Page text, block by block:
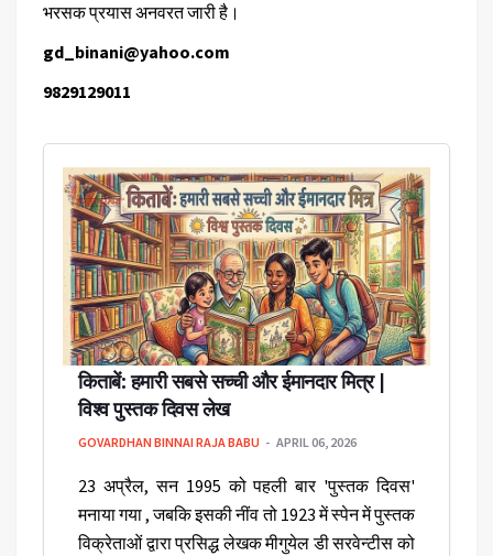
भरसक प्रयास अनवरत जारी है।
gd_binani@yahoo.com
9829129011
किताबें: हमारी सबसे सच्ची और ईमानदार मित्र |
विश्व पुस्तक दिवस लेख
GOVARDHAN BINNAI RAJA BABU APRIL 06, 2026
23 अप्रैल, सन 1995 को पहली बार 'पुस्तक दिवस'
मनाया गया , जबकि इसकी नींव तो 1923 में स्पेन में पुस्तक
विक्रेताओं द्वारा प्रसिद्ध लेखक मीगुयेल डी सरवेन्टीस को